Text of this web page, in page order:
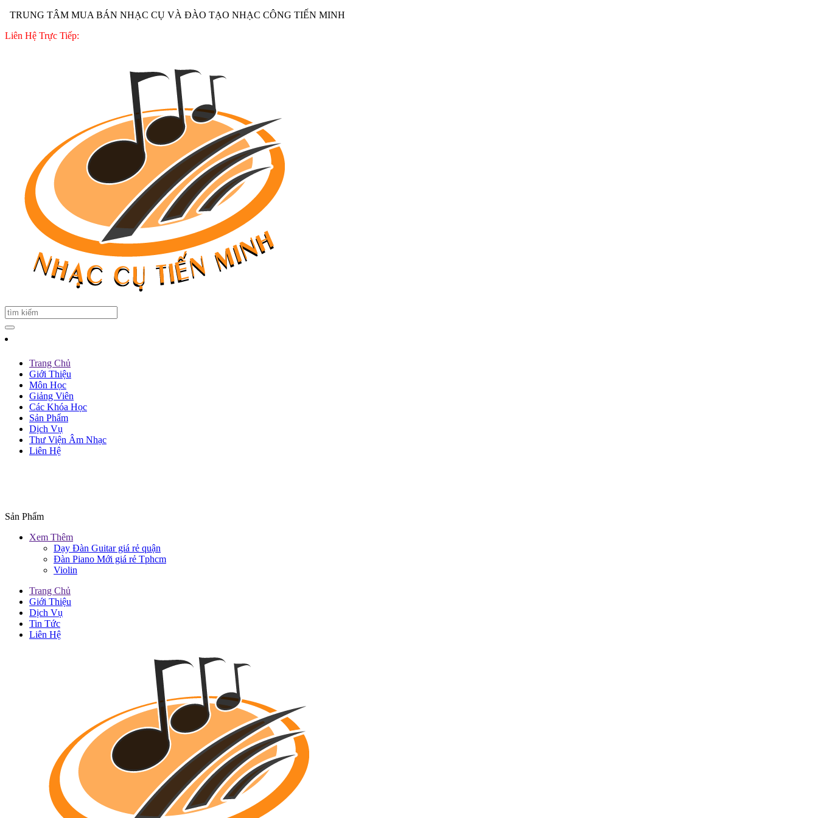
TRUNG TÂM MUA BÁN NHẠC CỤ VÀ ĐÀO TẠO NHẠC CÔNG TIẾN MINH
Liên Hệ Trực Tiếp:
Trang Chủ
Giới Thiệu
Môn Học
Giảng Viên
Các Khóa Học
Sản Phẩm
Dịch Vụ
Thư Viện Âm Nhạc
Liên Hệ
Sản Phẩm
Xem Thêm
Dạy Đàn Guitar giá rẻ quận
Đàn Piano Mới giá rẻ Tphcm
Violin
Trang Chủ
Giới Thiệu
Dịch Vụ
Tin Tức
Liên Hệ